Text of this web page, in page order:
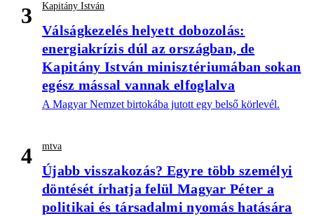
3 Kapitány István
Válságkezelés helyett dobozolás:
energiakrízis dúl az országban, de
Kapitány István minisztériumában sokan
egész mással vannak elfoglalva
A Magyar Nemzet birtokába jutott egy belső körlevél.
4 mtva
Újabb visszakozás? Egyre több személyi
döntését írhatja felül Magyar Péter a
politikai és társadalmi nyomás hatására